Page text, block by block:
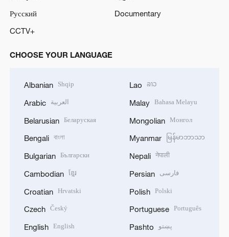
Русский
Documentary
CCTV+
CHOOSE YOUR LANGUAGE
Albanian Shqip
Arabic العربية
Belarusian Беларуская
Bengali বাংলা
Bulgarian Български
Cambodian ខ្មែរ
Croatian Hrvatski
Czech Český
English English
Lao ລາວ
Malay Bahasa Melayu
Mongolian Монгол
Myanmar မြန်မာဘာသာ
Nepali नेपाली
Persian فارسی
Polish Polski
Portuguese Português
Pashto پښتو